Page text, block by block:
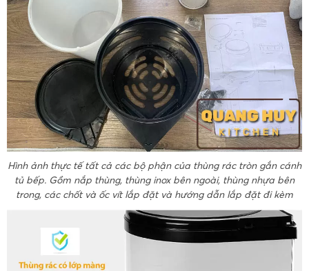
Hình ảnh thực tế tất cả các bộ phận của thùng rác tròn gắn cánh
tủ bếp. Gồm nắp thùng, thùng inox bên ngoài, thùng nhựa bên
trong, các chốt và ốc vít lắp đặt và hướng dẫn lắp đặt đi kèm